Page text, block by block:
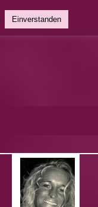
Einverstanden